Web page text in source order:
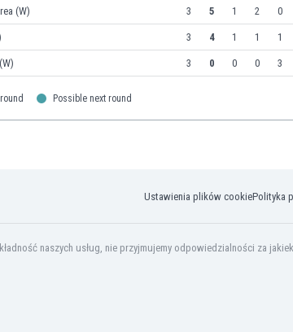
(W) 3 5 1 2 0
3 4 1 1 1
3 0 0 0 3
Possible next round
Ustawienia plików cookiePolityka
naszych usług, nie przyjmujemy odpowiedzialności za